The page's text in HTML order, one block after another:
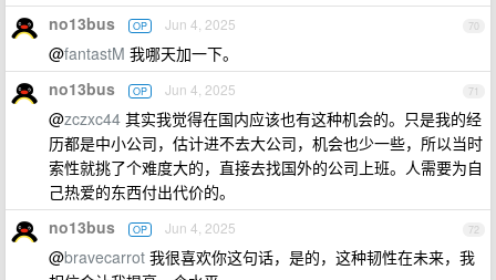
70
no13bus OP Jun 4, 2025
@fantastM 我哪天加一下。
71
no13bus OP Jun 4, 2025
@zczxc44 其实我觉得在国内应该也有这种机会的。只是我的经
历都是中小公司，估计进不去大公司，机会也少一些，所以当时
索性就挑了个难度大的，直接去找国外的公司上班。人需要为自
己热爱的东西付出代价的。
72
no13bus OP Jun 4, 2025
@bravecarrot 我很喜欢你这句话，是的，这种韧性在未来，我